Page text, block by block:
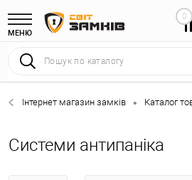
МЕНЮ
0
Інтернет магазин замків • Каталог
Системи антипаніка